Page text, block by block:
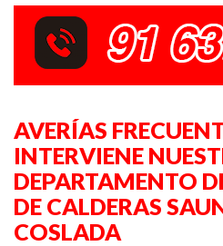
AVERÍAS
INTERVIENE
DEPARTAMENTO
DE CALDERAS
COSLADA